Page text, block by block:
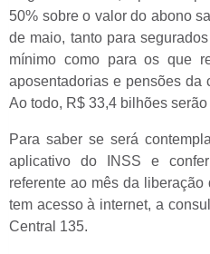
50% sobre o valor do abono
de maio, tanto para
mínimo como para os que
aposentadorias e pensões da
Ao todo, R$ 33,4 bilhões
Para saber se será
aplicativo do INSS e
referente ao mês da
tem acesso à internet, a
Central 135.